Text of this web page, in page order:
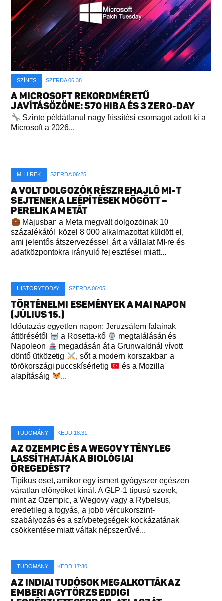
SZÍNES SZERDA 06:38
A MICROSOFT REKORDMÉRETŰ
JAVÍTÁSÖZÖNE: 570 HIBA ÉS 3 ZERO-DAY
Szinte példátlanul nagy frissítési csomagot adott ki a
Microsoft a 2026...
MI HÍREK SZERDA 06:25
A VOLT DOLGOZÓK RÉSZREHAJLÓ MI-T
SEJTENEK A LEÉPÍTÉSEK MÖGÖTT –
PERELIK A METÁT
Májusban a Meta megvált dolgozóinak 10
százalékától, közel 8 000 alkalmazottat küldött el,
ami jelentős átszervezéssel járt a vállalat MI-re és
adatközpontokra irányuló fejlesztései miatt...
HISTORYTODAY SZERDA 06:05
TÖRTÉNELMI ESEMÉNYEK A MAI NAPON
(JÚLIUS 15.)
Időutazás egyetlen napon: Jeruzsálem falainak
áttörésétől
a Rosetta-kő
megtalálásán és
Napoleon
megadásán át a Grunwaldnál vívott
döntő ütközetig
, sőt a modern korszakban a
törökországi puccskísérletig
és a Mozilla
alapításáig
...
TUDOMÁNY KEDD 18:31
AZ OZEMPIC ÉS A WEGOVY TÉNYLEG
LASSÍTHATJÁK A BIOLÓGIAI
ÖREGEDÉST?
Tipikus eset, amikor egy ismert gyógyszer egészen
váratlan előnyöket kínál. A GLP-1 típusú szerek,
mint az Ozempic, a Wegovy vagy a Rybelsus,
eredetileg a fogyás, a jobb vércukorszint-
szabályozás és a szívbetegségek kockázatának
csökkentése miatt váltak népszerűvé...
TUDOMÁNY KEDD 17:30
AZ INDIAI TUDÓSOK MEGALKOTTÁK AZ
EMBERI AGYTÖRZS EDDIGI